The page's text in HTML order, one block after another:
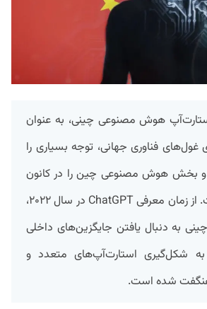
هوش مصنوعی چینی، به عنوان
فناوری جهانی، توجه بسیاری را
بخش هوش مصنوعی چین را در کانون
توجه قرار داده است. از زمان معرفی ChatGPT در سال ۲۰۲۲،
به دنبال یافتن جایگزین‌های داخلی
به شکل‌گیری استارت‌آپ‌های متعدد و
شده است.